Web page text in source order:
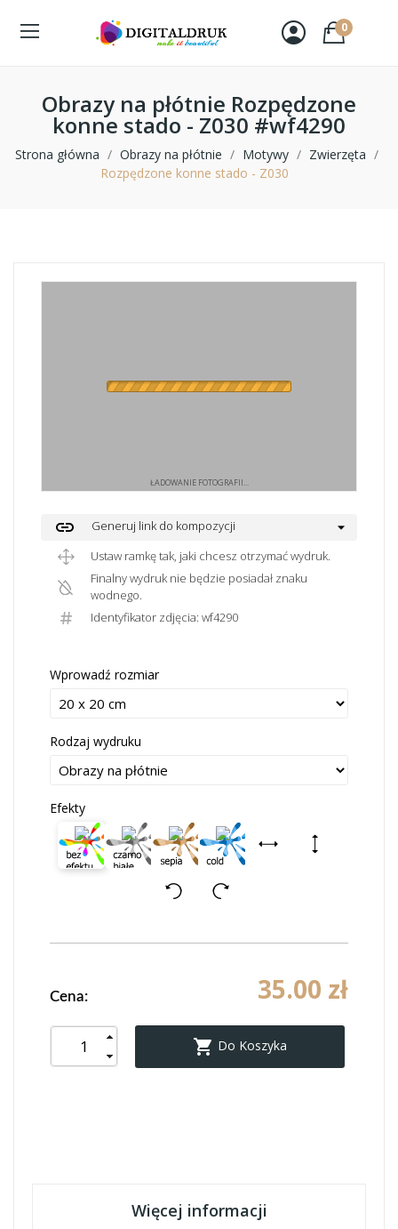
0
Obrazy na płótnie Rozpędzone
konne stado - Z030 #wf4290
Strona główna Obrazy na płótnie Motywy
Zwierzęta
Rozpędzone konne stado - Z030
ŁADOWANIE FOTOGRAFII...
link
Generuj link do kompozycji
Ustaw ramkę tak, jaki chcesz otrzymać wydruk.
Finalny wydruk nie będzie posiadał znaku
wodnego.
Identyfikator zdjęcia: wf4290
Wprowadź rozmiar
Rodzaj wydruku
Efekty
Cena: 35.00 zł
 Do Koszyka
Więcej informacji